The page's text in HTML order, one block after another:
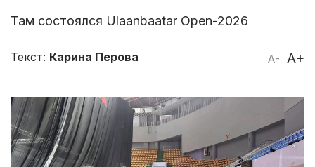
Там состоялся Ulaanbaatar Open-2026
A- A+
Текст: Карина Перова